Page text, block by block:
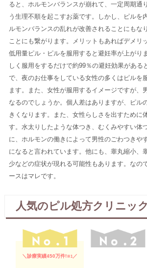
ると、ホルモンバランスが崩れて、一定周期通
う生理不順を起こすお薬です。しかし、ピルを
ルモンバランスの乱れが改善されることにもな
ことにも繋がります。メリットもあればデメリ
低用量ピル・ピルを服用すると避妊率が上がり
しく服用をするだけで約99％の避妊効果がある
で、夜のお仕事をしている女性の多くはピルを
ます。また、女性が服用するイメージですが、
なるのでしょうか。個人差はありますが、ピル
きくなります。また、女性らしさを出すために
す。水太りしたような体つき、むくみやすい体
に、ホルモンの働きによって男性のごわつきや
になると言われています。他にも、睾丸縮小、
少などの症状が現れる可能性もあります。なの
ースはマレです。
人気のピル処方クリニッ
＼診療実績450万件!※1 ／